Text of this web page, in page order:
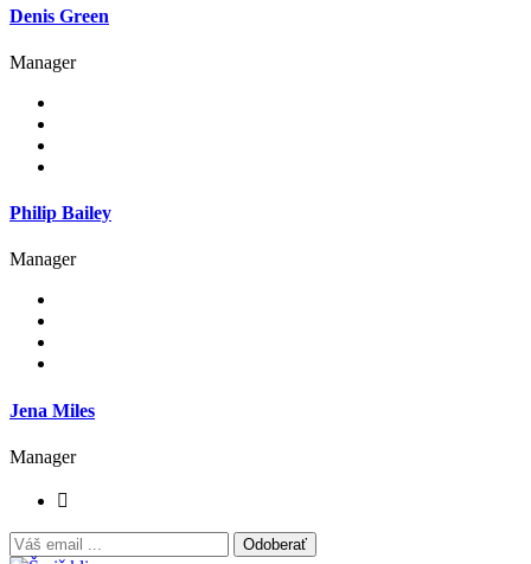
Denis Green
Manager
Philip Bailey
Manager
Jena Miles
Manager
Odoberať